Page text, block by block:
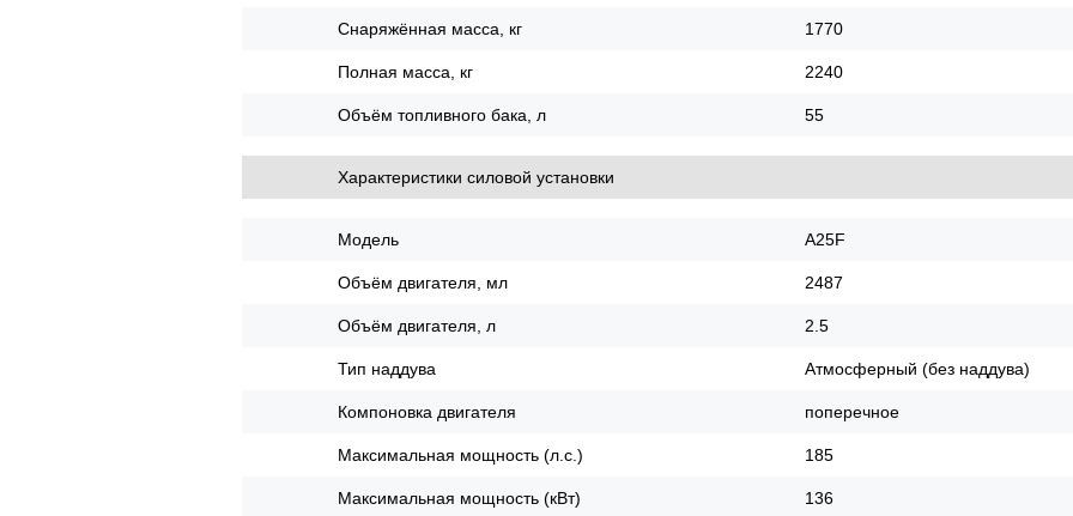
Снаряжённая масса, кг 1770
Полная масса, кг 2240
Объём топливного бака, л 55
Характеристики силовой установки
Модель A25F
Объём двигателя, мл 2487
Объём двигателя, л 2.5
Тип наддува Атмосферный (без наддува)
Компоновка двигателя поперечное
Максимальная мощность (л.с.) 185
Максимальная мощность (кВт) 136